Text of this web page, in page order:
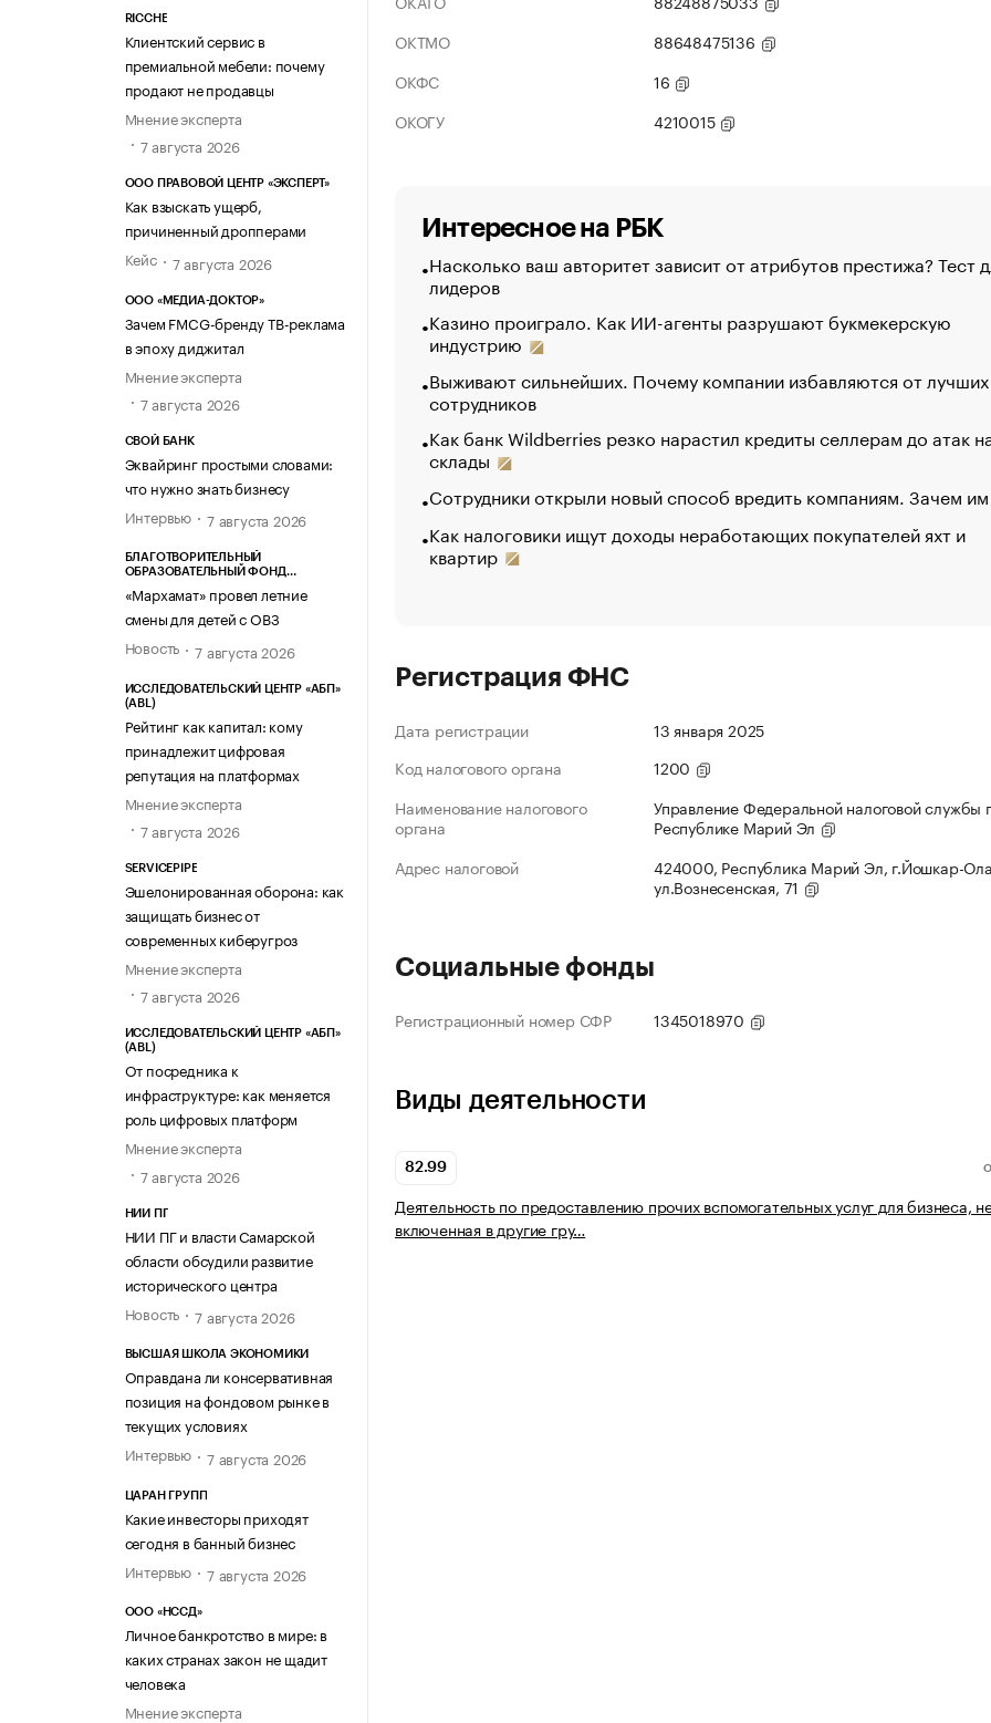
RICCHE
Клиентский сервис в
премиальной мебели: почему
продают не продавцы
Мнение эксперта
7 августа 2026
ООО ПРАВОВОЙ ЦЕНТР «ЭКСПЕРТ»
Как взыскать ущерб,
причиненный дропперами
Кейс
7 августа 2026
ООО «МЕДИА-ДОКТОР»
Зачем FMCG-бренду ТВ-реклама
в эпоху диджитал
Мнение эксперта
7 августа 2026
СВОЙ БАНК
Эквайринг простыми словами:
что нужно знать бизнесу
Интервью
7 августа 2026
БЛАГОТВОРИТЕЛЬНЫЙ
ОБРАЗОВАТЕЛЬНЫЙ ФОНД
«Мархамат» провел летние
смены для детей с ОВЗ
Новость
7 августа 2026
ИССЛЕДОВАТЕЛЬСКИЙ ЦЕНТР «АБП»
(ABL)
Рейтинг как капитал: кому
принадлежит цифровая
репутация на платформах
Мнение эксперта
7 августа 2026
SERVICEPIPE
Эшелонированная оборона: как
защищать бизнес от
современных киберугроз
Мнение эксперта
7 августа 2026
ИССЛЕДОВАТЕЛЬСКИЙ ЦЕНТР «АБП»
(ABL)
От посредника к
инфраструктуре: как меняется
роль цифровых платформ
Мнение эксперта
7 августа 2026
НИИ ПГ
НИИ ПГ и власти Самарской
области обсудили развитие
исторического центра
Новость
7 августа 2026
ВЫСШАЯ ШКОЛА ЭКОНОМИКИ
Оправдана ли консервативная
позиция на фондовом рынке в
текущих условиях
Интервью
7 августа 2026
ЦАРАН ГРУПП
Какие инвесторы приходят
сегодня в банный бизнес
Интервью
7 августа 2026
ООО «НССД»
Личное банкротство в мире: в
каких странах закон не щадит
человека
Мнение эксперта
ОКТМО
88648475136
ОКФС
16
ОКОГУ
4210015
Интересное на РБК
Насколько ваш авторитет зависит от атрибутов престижа? Тест
лидеров
Казино проиграло. Как ИИ-агенты разрушают букмекерскую
индустрию
Выживают сильнейших. Почему компании избавляются от лучших
сотрудников
Как банк Wildberries резко нарастил кредиты селлерам до атак
склады
Сотрудники открыли новый способ вредить компаниям. Зачем
Как налоговики ищут доходы неработающих покупателей яхт и
квартир
Регистрация ФНС
Дата регистрации
13 января 2025
Код налогового органа
1200
Наименование налогового
органа
Управление Федеральной налоговой службы
Республике Марий Эл
Адрес налоговой
424000, Республика Марий Эл, г.Йошкар-
ул.Вознесенская, 71
Социальные фонды
Регистрационный номер СФР 1345018970
Виды деятельности
82.99
Деятельность по предоставлению прочих вспомогательных услуг для бизнеса,
включенная в другие гру…